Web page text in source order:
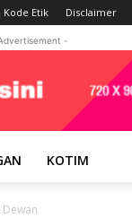
Kode Etik Disclaimer
-
KOTIM